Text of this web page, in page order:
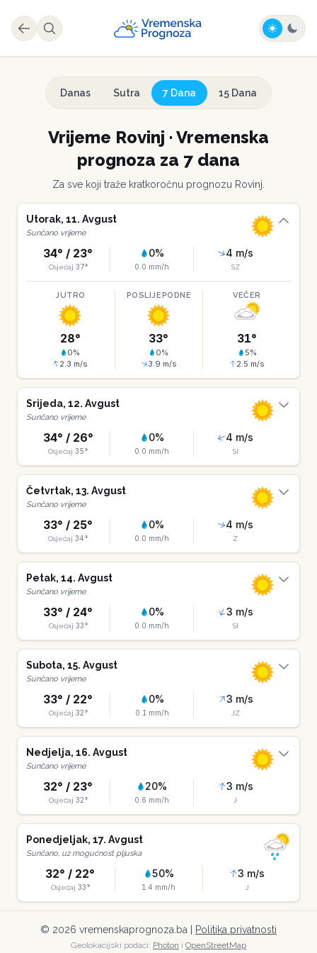
Danas Sutra 7 Dana 15 Dana
Vrijeme Rovinj · Vremenska
prognoza za 7 dana
Za sve koji traže kratkoročnu prognozu Rovinj
Utorak, 11. Avgust
Sunčano vrijeme
34° / 23°
Osjećaj 37°
0%
0.0 mm/h
4 m/s
SZ
JUTRO
28°
0%
2.3 m/s
POSLIJEPODNE
33°
0%
3.9 m/s
VEČER
31°
5%
2.5 m/s
Srijeda, 12. Avgust
Sunčano vrijeme
34° / 26°
Osjećaj 35°
0%
0.0 mm/h
4 m/s
SI
Četvrtak, 13. Avgust
Sunčano vrijeme
33° / 25°
Osjećaj 34°
0%
0.0 mm/h
4 m/s
Z
Petak, 14. Avgust
Sunčano vrijeme
33° / 24°
Osjećaj 33°
0%
0.0 mm/h
3 m/s
SI
Subota, 15. Avgust
Sunčano vrijeme
33° / 22°
Osjećaj 32°
0%
0.1 mm/h
3 m/s
JZ
Nedjelja, 16. Avgust
Sunčano vrijeme
32° / 23°
Osjećaj 32°
20%
0.6 mm/h
3 m/s
J
Ponedjeljak, 17. Avgust
Sunčano, uz mogućnost pljuska
32° / 22°
Osjećaj 33°
50%
1.4 mm/h
3 m/s
J
© 2026 vremenskaprognoza.ba | Politika privatnosti
Geolokacijski podaci: Photon i OpenStreetMap